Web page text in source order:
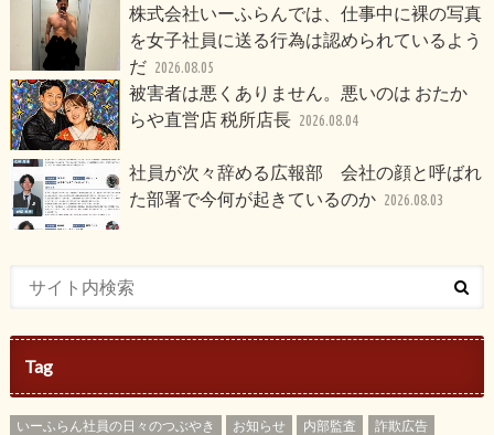
株式会社いーふらんでは、仕事中に裸の写真
を女子社員に送る行為は認められているよう
だ 2026.08.05
被害者は悪くありません。悪いのは おたか
らや直営店 税所店長 2026.08.04
社員が次々辞める広報部 会社の顔と呼ばれ
た部署で今何が起きているのか 2026.08.03
Tag
いーふらん社員の日々のつぶやき お知らせ 内部監査
詐欺広告